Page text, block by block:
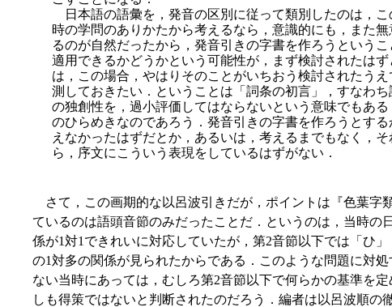
日本語の語彙を，発音の区別に従って類別したのは，
時の学問のありかたから考えるなら，意識的にも，また
るのが自然だったから，発音引きの字書を作ろうという
適用できるかどうかという可能性が，まず検討されたは
は，この場合，やはりそのことがいちおう検討されたう
測しておきたい．ということは「詞条の初言」，すなわ
の独創性を，過小評価してはならないという意味でもあ
のひらめきなのであろう．発音引きの字書を作ろうとす
えなかったはずだとか，あるいは，考えるまでもなく，
ら，序文にこういう表現をしているはずがない．
さて，この画期的な以呂波引きだが，ポイントは『色葉字
ているのは語頭音節のみだったことだ．というのは，当時の
係が1対1できれいに対応していたが，第2音節以下では「ひ
の1対多の関係が見られたからである．このような問題に対
ない当時にあっては，むしろ第2音節以下で何らかの基準を
しも得策ではないと判断されたのだろう．編者は以呂波順の